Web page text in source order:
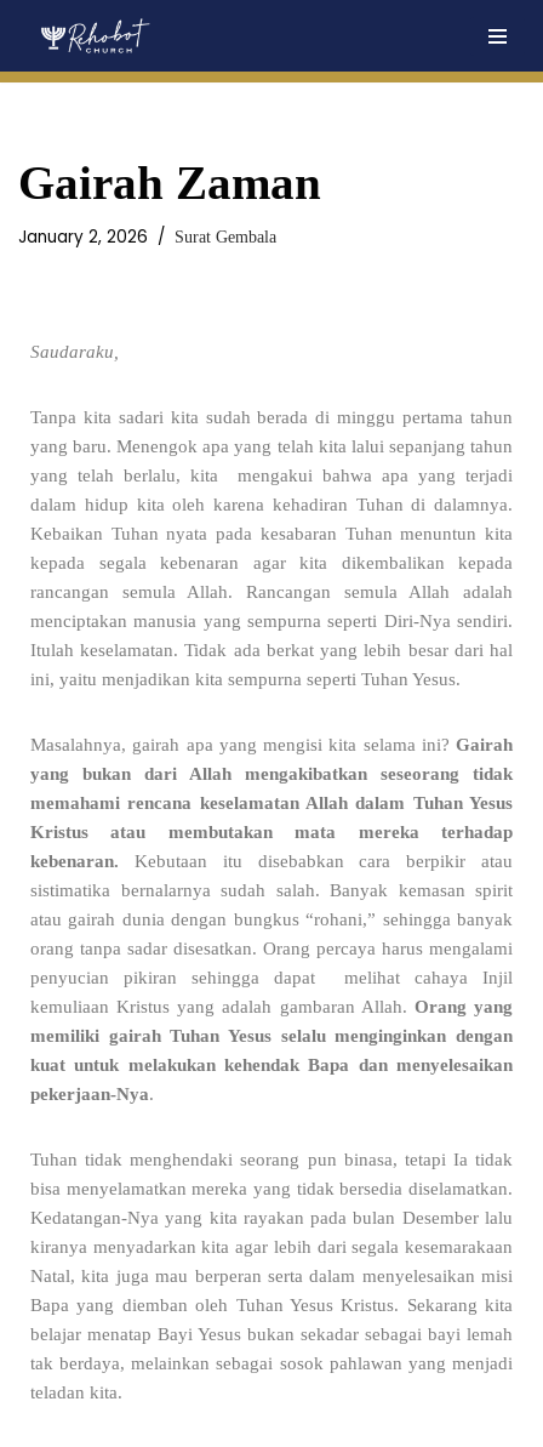
Gairah Zaman
January 2, 2026 Surat Gembala
Saudaraku,
Tanpa kita sadari kita sudah berada di minggu pertama tahun
yang baru. Menengok apa yang telah kita lalui sepanjang tahun
yang telah berlalu, kita mengakui bahwa apa yang terjadi
dalam hidup kita oleh karena kehadiran Tuhan di dalamnya.
Kebaikan Tuhan nyata pada kesabaran Tuhan menuntun kita
kepada segala kebenaran agar kita dikembalikan kepada
rancangan semula Allah. Rancangan semula Allah adalah
menciptakan manusia yang sempurna seperti Diri-Nya sendiri.
Itulah keselamatan. Tidak ada berkat yang lebih besar dari hal
ini, yaitu menjadikan kita sempurna seperti Tuhan Yesus.
Masalahnya, gairah apa yang mengisi kita selama ini? Gairah
yang bukan dari Allah mengakibatkan seseorang tidak
memahami rencana keselamatan Allah dalam Tuhan Yesus
Kristus atau membutakan mata mereka terhadap
kebenaran. Kebutaan itu disebabkan cara berpikir atau
sistimatika bernalarnya sudah salah. Banyak kemasan spirit
atau gairah dunia dengan bungkus “rohani,” sehingga banyak
orang tanpa sadar disesatkan. Orang percaya harus mengalami
penyucian pikiran sehingga dapat melihat cahaya Injil
kemuliaan Kristus yang adalah gambaran Allah. Orang yang
memiliki gairah Tuhan Yesus selalu menginginkan dengan
kuat untuk melakukan kehendak Bapa dan menyelesaikan
pekerjaan-Nya.
Tuhan tidak menghendaki seorang pun binasa, tetapi Ia tidak
bisa menyelamatkan mereka yang tidak bersedia diselamatkan.
Kedatangan-Nya yang kita rayakan pada bulan Desember lalu
kiranya menyadarkan kita agar lebih dari segala kesemarakaan
Natal, kita juga mau berperan serta dalam menyelesaikan misi
Bapa yang diemban oleh Tuhan Yesus Kristus. Sekarang kita
belajar menatap Bayi Yesus bukan sekadar sebagai bayi lemah
tak berdaya, melainkan sebagai sosok pahlawan yang menjadi
teladan kita.